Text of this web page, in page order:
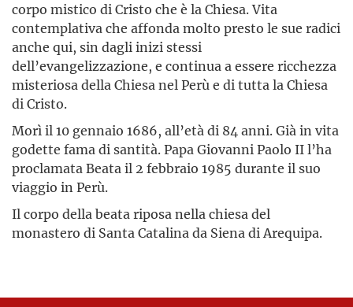
corpo mistico di Cristo che è la Chiesa. Vita
contemplativa che affonda molto presto le sue radici
anche qui, sin dagli inizi stessi
dell’evangelizzazione, e continua a essere ricchezza
misteriosa della Chiesa nel Perù e di tutta la Chiesa
di Cristo.
Morì il 10 gennaio 1686, all’età di 84 anni. Già in vita
godette fama di santità. Papa Giovanni Paolo II l’ha
proclamata Beata il 2 febbraio 1985 durante il suo
viaggio in Perù.
Il corpo della beata riposa nella chiesa del
monastero di Santa Catalina da Siena di Arequipa.